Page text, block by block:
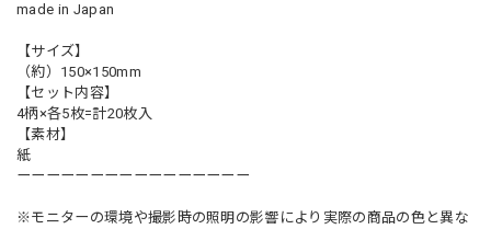
made in Japan
【サイズ】
（約）150×150mm
【セット内容】
4柄×各5枚=計20枚入
【素材】
紙
ーーーーーーーーーーーーーーーー
※モニターの環境や撮影時の照明の影響により実際の商品の色と異な